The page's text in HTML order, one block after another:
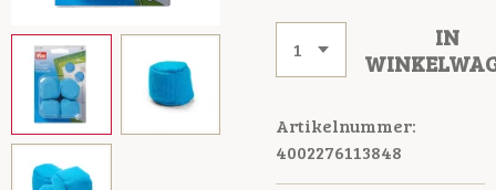
IN
Artikelnummer:
4002276113848